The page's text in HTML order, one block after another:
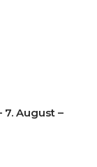
7. August –